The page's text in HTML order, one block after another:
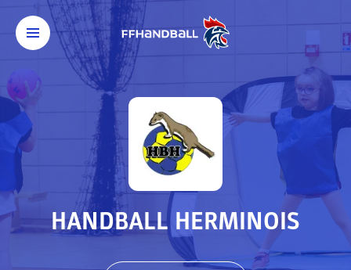
HANDBALL HERMINOIS